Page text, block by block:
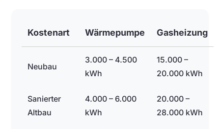
Kostenart Wärmepumpe Gasheizung
Neubau
3.000 – 4.500
kWh
15.000 –
20.000 kWh
Sanierter
Altbau
4.000 – 6.000
kWh
20.000 –
28.000 kWh